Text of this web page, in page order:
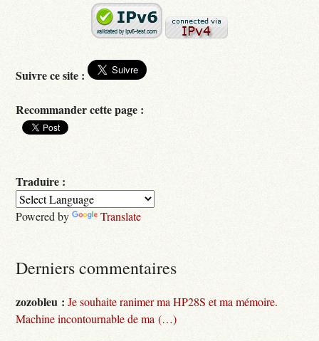
Suivre ce site :
Recommander cette page :
Traduire :
Powered by Translate
Derniers commentaires
zozobleu : Je souhaite ranimer ma HP28S et ma mémoire.
Machine incontournable de ma (…)